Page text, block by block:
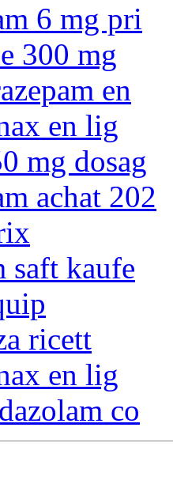
6 mg pri
300 mg
en
en lig
mg dosag
achat 202
saft kaufe
ricett
en lig
co